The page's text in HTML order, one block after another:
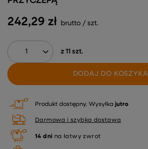
242,29 zł brutto / szt.
z 11 szt.
DODAJ DO KOSZYKA
Produkt dostępny Wysyłka jutro
Darmowa i szybka dostawa
14 dni na łatwy zwrot